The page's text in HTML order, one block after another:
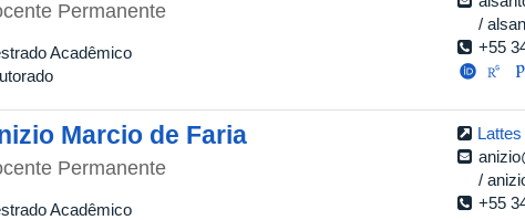
Permanente
Acadêmico
+55
Marcio de Faria
Permanente
Acadêmico
Lattes
+55